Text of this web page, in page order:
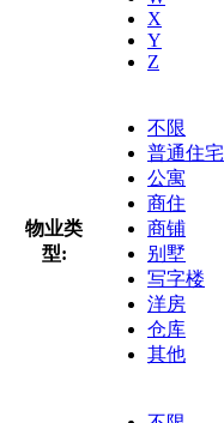
X
Y
Z
物业类
型:
不限
普通住宅
公寓
商住
商铺
别墅
写字楼
洋房
仓库
其他